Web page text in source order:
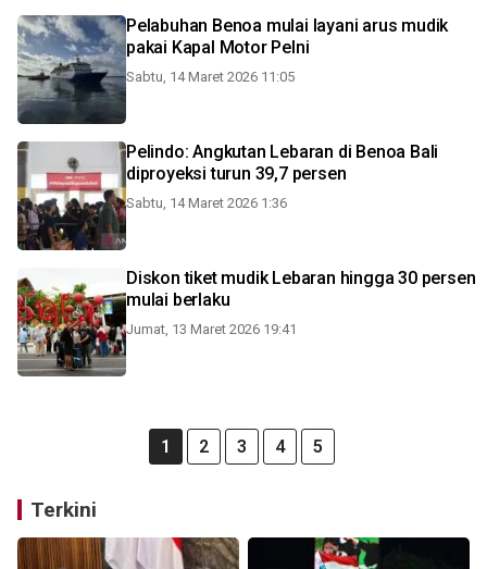
Pelabuhan Benoa mulai layani arus mudik
pakai Kapal Motor Pelni
Sabtu, 14 Maret 2026 11:05
Pelindo: Angkutan Lebaran di Benoa Bali
diproyeksi turun 39,7 persen
Sabtu, 14 Maret 2026 1:36
Diskon tiket mudik Lebaran hingga 30 persen
mulai berlaku
Jumat, 13 Maret 2026 19:41
1 2 3 4 5
Terkini